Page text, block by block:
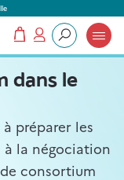
Que recherchez-vous ?
Mon compte
Mon panier
dans le
à préparer les
à la négociation
consortium